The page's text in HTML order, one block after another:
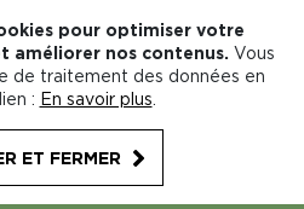
pour optimiser votre
améliorer nos contenus. Vous
de traitement des données en
: En savoir plus
ET FERMER